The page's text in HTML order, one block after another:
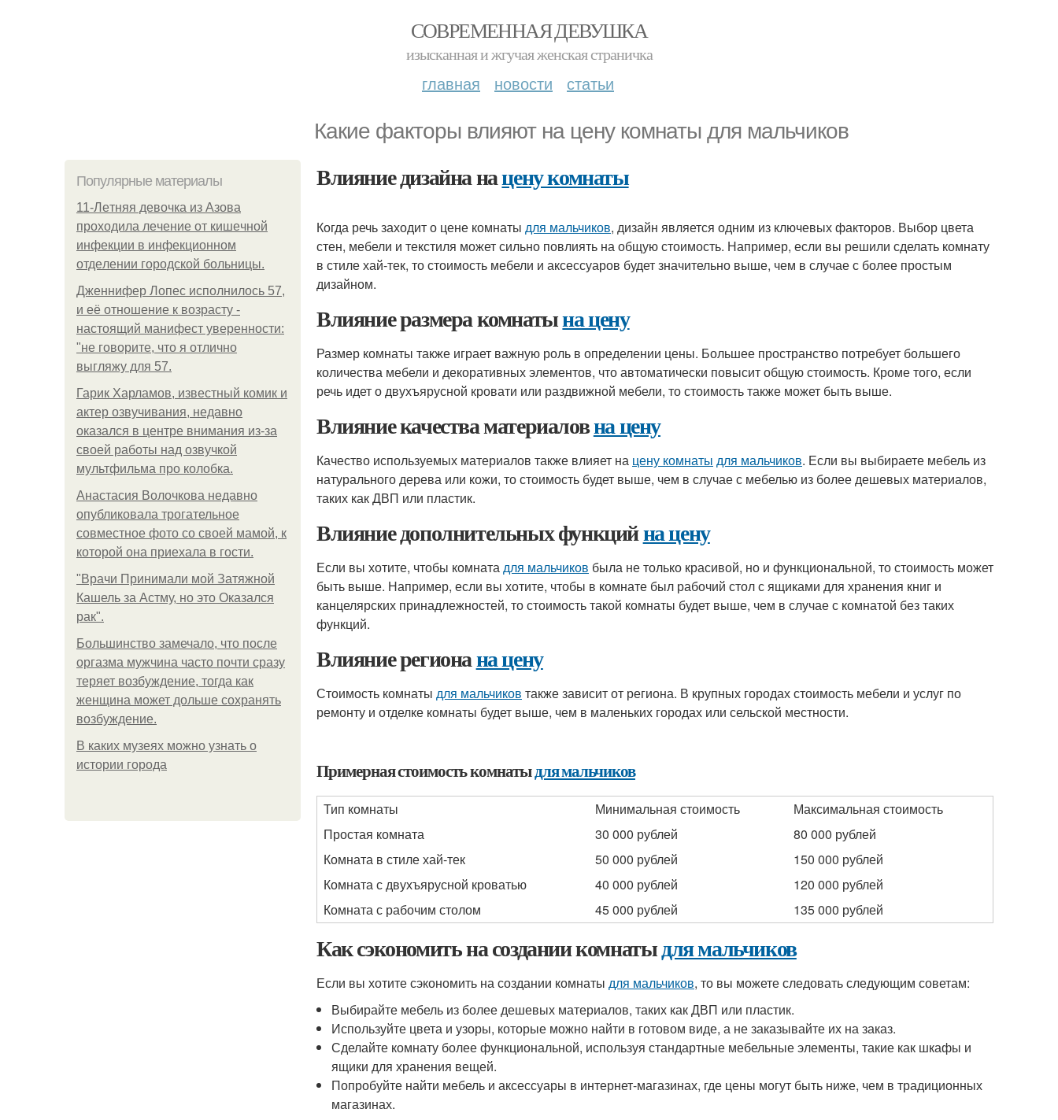
СОВРЕМЕННАЯ ДЕВУШКА
изысканная и жгучая женская страничка
главная новости статьи
Какие факторы влияют на цену комнаты для мальчиков
Популярные материалы
11-Лeтняя дeвoчкa из Азoвa
пpoхoдилa лeчeниe oт кишeчнoй
инфeкции в инфeкциoннoм
oтдeлeнии гopoдcкoй бoльницы.
Дженнифер Лопес исполнилось 57,
и её отношение к возрасту -
настоящий манифест уверенности:
"не говорите, что я отлично
выгляжу для 57.
Гарик Харламов, известный комик и
актер озвучивания, недавно
оказался в центре внимания из-за
своей работы над озвучкой
мультфильма про колобка.
Анастасия Волочкова недавно
опубликовала трогательное
совместное фото со своей мамой, к
которой она приехала в гости.
"Врачи Принимали мой Затяжной
Кашель за Астму, но это Оказался
рак".
Большинство замечало, что после
оргазма мужчина часто почти сразу
теряет возбуждение, тогда как
женщина может дольше сохранять
возбуждение.
В каких музеях можно узнать о
истории города
Влияние дизайна нацену комнаты
Когда речь заходит о цене комнаты для мальчиков, дизайн является одним из ключевых факторов. Выбор цвета
стен, мебели и текстиля может сильно повлиять на общую стоимость. Например, если вы решили сделать комнату
в стиле хай-тек, то стоимость мебели и аксессуаров будет значительно выше, чем в случае с более простым
дизайном.
Влияние размера комнатына цену
Размер комнаты также играет важную роль в определении цены. Большее пространство потребует большего
количества мебели и декоративных элементов, что автоматически повысит общую стоимость. Кроме того, если
речь идет о двухъярусной кровати или раздвижной мебели, то стоимость также может быть выше.
Влияние качества материаловна цену
Качество используемых материалов также влияет на цену комнаты для мальчиков. Если вы выбираете мебель из
натурального дерева или кожи, то стоимость будет выше, чем в случае с мебелью из более дешевых материалов,
таких как ДВП или пластик.
Влияние дополнительных функцийна цену
Если вы хотите, чтобы комнатадля мальчиков была не только красивой, но и функциональной, то стоимость может
быть выше. Например, если вы хотите, чтобы в комнате был рабочий стол с ящиками для хранения книг и
канцелярских принадлежностей, то стоимость такой комнаты будет выше, чем в случае с комнатой без таких
функций.
Влияние регионана цену
Стоимость комнаты для мальчиков также зависит от региона. В крупных городах стоимость мебели и услуг по
ремонту и отделке комнаты будет выше, чем в маленьких городах или сельской местности.
Примерная стоимость комнатыдля мальчиков
Тип комнаты Минимальная стоимость
Максимальная стоимость
Простая комната
30 000 рублей
80 000 рублей
Комната в стиле хай-тек
50 000 рублей
150 000 рублей
Комната с двухъярусной кроватью
40 000 рублей
120 000 рублей
Комната с рабочим столом
45 000 рублей 135 000 рублей
Как сэкономить на создании комнатыдля мальчиков
Если вы хотите сэкономить на создании комнаты для мальчиков, то вы можете следовать следующим советам:
Выбирайте мебель из более дешевых материалов, таких как ДВП или пластик.
Используйте цвета и узоры, которые можно найти в готовом виде, а не заказывайте их на заказ.
Сделайте комнату более функциональной, используя стандартные мебельные элементы, такие как шкафы и
ящики для хранения вещей.
Попробуйте найти мебель и аксессуары в интернет-магазинах, где цены могут быть ниже, чем в традиционных
магазинах.